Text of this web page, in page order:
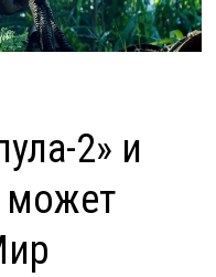
2» и
может